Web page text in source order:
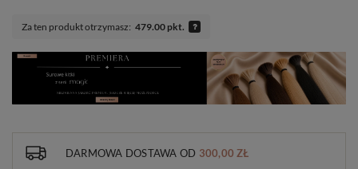
Za ten produkt otrzymasz: 479.00 pkt.
DARMOWA DOSTAWA OD 300,00 ZŁ